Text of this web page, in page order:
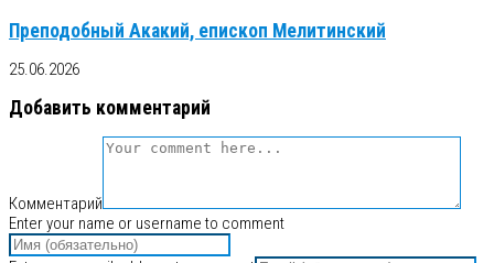
Преподобный Акакий, епископ Мелитинский
25.06.2026
Добавить комментарий
Комментарий
Enter your name or username to comment